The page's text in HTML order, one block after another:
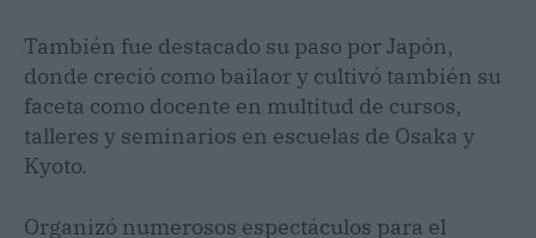
También fue destacado su paso por Japón,
donde creció como bailaor y cultivó también su
faceta como docente en multitud de cursos,
talleres y seminarios en escuelas de Osaka y
Kyoto.
Organizó numerosos espectáculos para el